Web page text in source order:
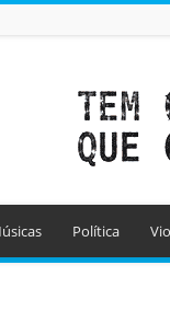
Política